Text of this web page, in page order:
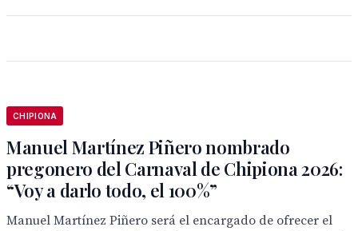
CHIPIONA
Manuel Martínez Piñero nombrado
pregonero del Carnaval de Chipiona 2026:
“Voy a darlo todo, el 100%”
Manuel Martínez Piñero será el encargado de ofrecer el